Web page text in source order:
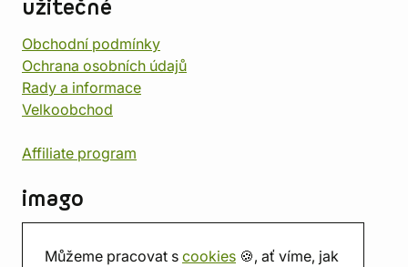
Můžeme pracovat s cookies 🍪, ať víme, jak
užitečné
Obchodní podmínky
Ochrana osobních údajů
Rady a informace
Velkoobchod
Affiliate program
imago
Prodejna